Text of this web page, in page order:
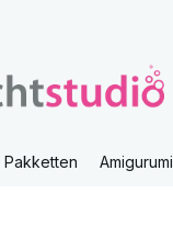
Pakketten Amigurumi